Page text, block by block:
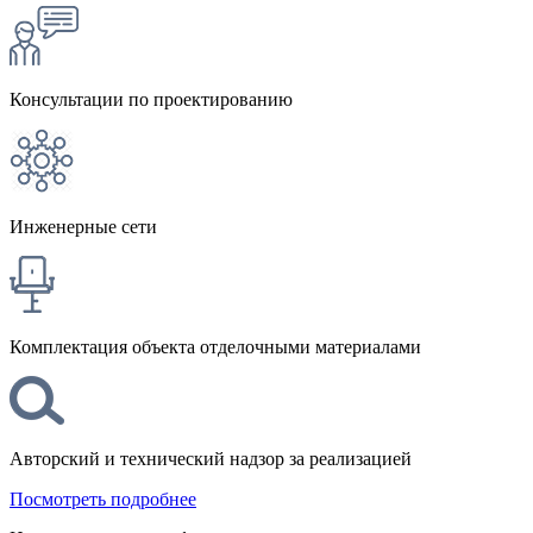
Консультации по проектированию
Инженерные сети
Комплектация объекта отделочными материалами
Авторский и технический надзор за реализацией
Посмотреть подробнее